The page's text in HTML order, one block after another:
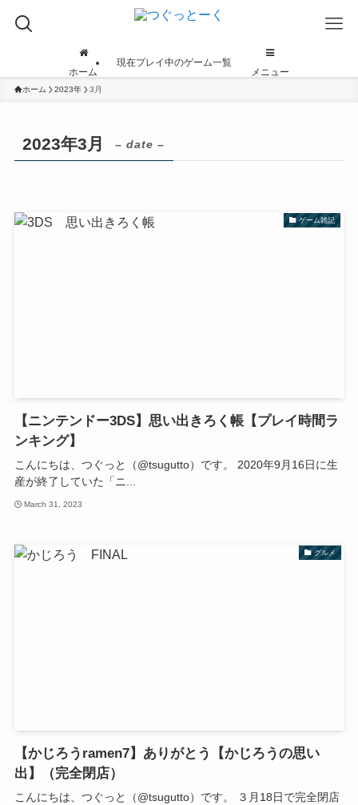
ホーム
現在プレイ中のゲーム一覧
メニュー
ホーム 2023年 3月
2023年3月 – date –
ゲーム雑記
【ニンテンドー3DS】思い出きろく帳【プレイ時間ラ
ンキング】
こんにちは、つぐっと（@tsugutto）です。 2020年9月16日に生
産が終了していた「ニ...
March 31, 2023
グルメ
【かじろうramen7】ありがとう【かじろうの思い
出】（完全閉店）
こんにちは、つぐっと（@tsugutto）です。 ３月18日で完全閉店